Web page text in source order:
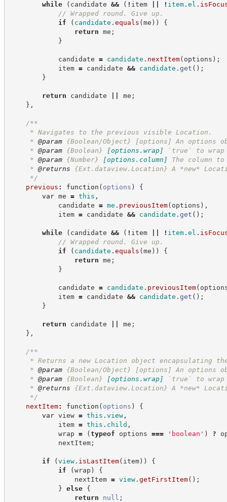
while ( candidate && ( ! item ! item. el .
// Wrapped round. Give up.
if
( candidate . equals (me ) )
{
return me ;
}
candidate = candidate . nextItem( options ) ;
item = candidate && candidate . get ( ) ;
}
return candidate me ;
} ,
/**
* Navigates to the previous visible Location.
* @param {Boolean/Object} [options] An options
* @param {Boolean} [options.wrap]
`true` to
* @param {Number} [options.column]
The column
* @returns {Ext.dataview.Location}
A *new*
*/
previous : function ( options )
{
var me = this ,
candidate = me . previousItem( options ) ,
item = candidate && candidate . get ( ) ;
while ( candidate && ( ! item ! item. el .
// Wrapped round. Give up.
if
( candidate . equals (me ) )
{
return me ;
}
candidate = candidate . previousItem(
item = candidate && candidate . get ( ) ;
}
return candidate me ;
} ,
/**
* Returns a new Location object encapsulating the
* @param {Boolean/Object} [options] An options
* @param {Boolean} [options.wrap]
`true` to
* @returns {Ext.dataview.Location}
A *new*
*/
nextItem: function ( options )
{
var view = this . view,
item = this . child ,
wrap = (typeof options === ' boolean ' ) ?
nextItem;
if (view. isLastItem( item) )
{
if
(wrap )
{
nextItem = view. getFirstItem( ) ;
} else
{
return
null ;